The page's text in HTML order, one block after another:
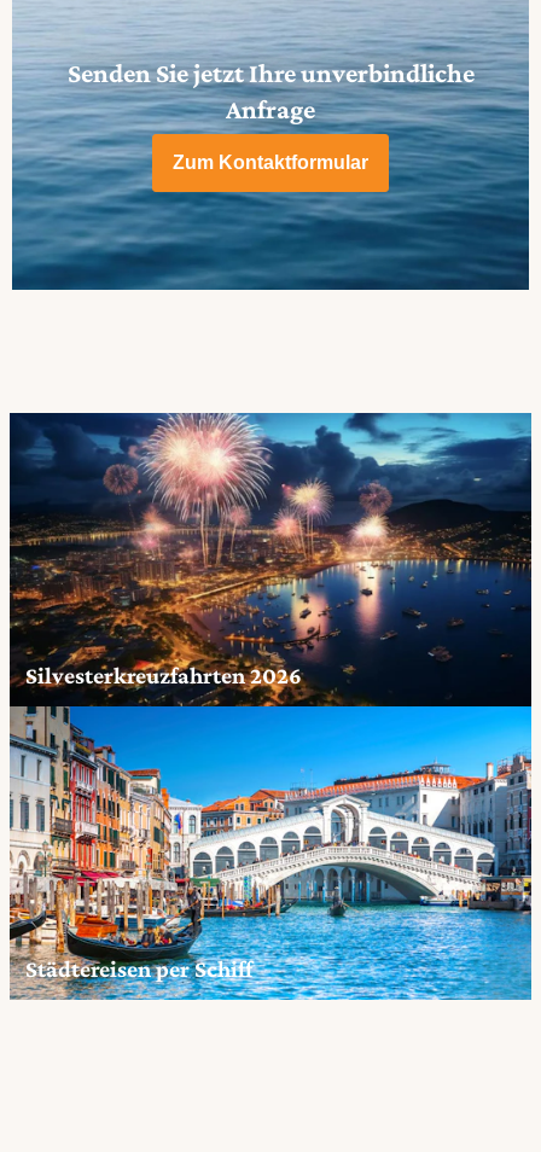
Senden Sie jetzt Ihre unverbindliche
Anfrage
Zum Kontaktformular
Silvesterkreuzfahrten 2026
Städtereisen per Schiff